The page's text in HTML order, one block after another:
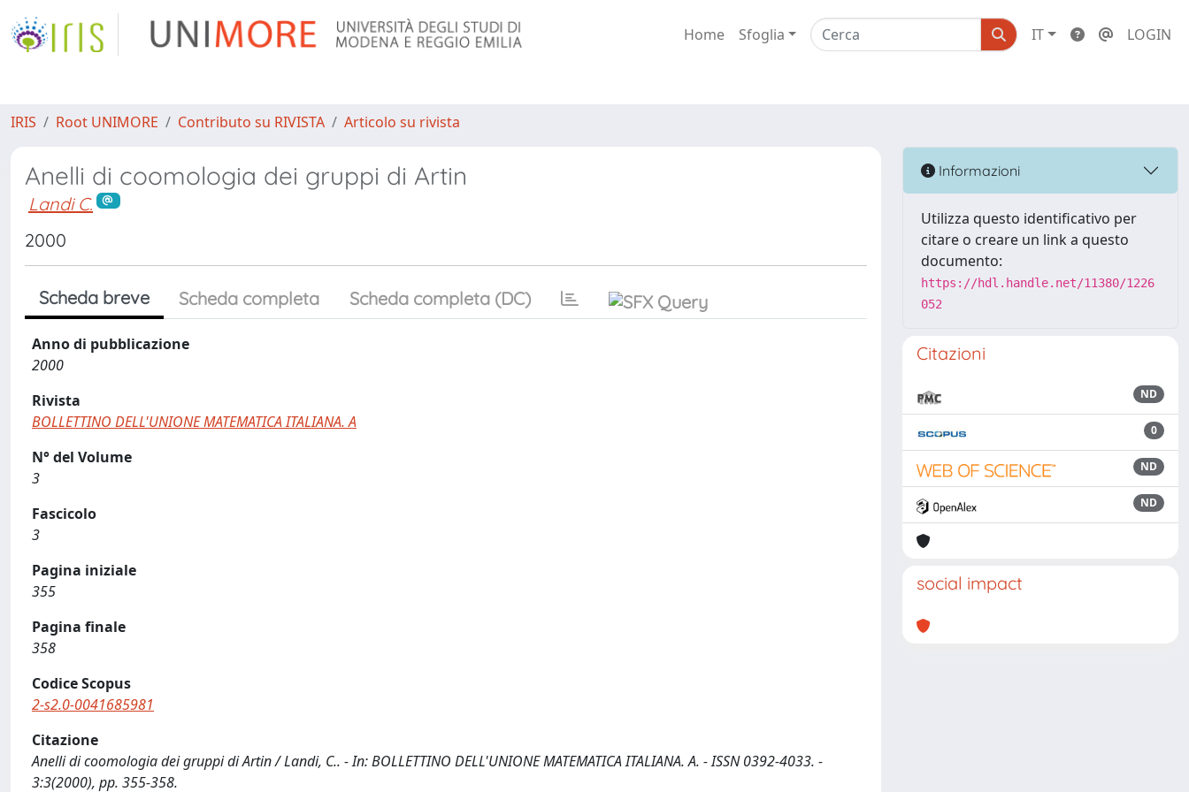
Home Sfoglia IT LOGIN
IRIS Root UNIMORE Contributo su RIVISTA Articolo su rivista
Anelli di coomologia dei gruppi di Artin
Landi C.
2000
Scheda breve Scheda completa Scheda completa (DC)
Anno di pubblicazione
2000
Rivista
BOLLETTINO DELL'UNIONE MATEMATICA ITALIANA. A
N° del Volume
3
Fascicolo
3
Pagina iniziale
355
Pagina finale
358
Codice Scopus
2-s2.0-0041685981
Citazione
Anelli di coomologia dei gruppi di Artin / Landi, C.. - In: BOLLETTINO DELL'UNIONE MATEMATICA ITALIANA. A. - ISSN 0392-4033. -
3:3(2000), pp. 355-358.
Informazioni
Utilizza questo identificativo per
citare o creare un link a questo
documento:
https://hdl.handle.net/11380/1226
052
Citazioni
ND
0
ND
ND
social impact